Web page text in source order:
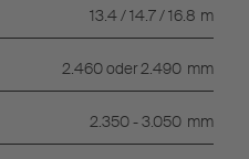
13.4 / 14.7 / 16.8 m
2.460 oder 2.490 mm
2.350 - 3.050 mm